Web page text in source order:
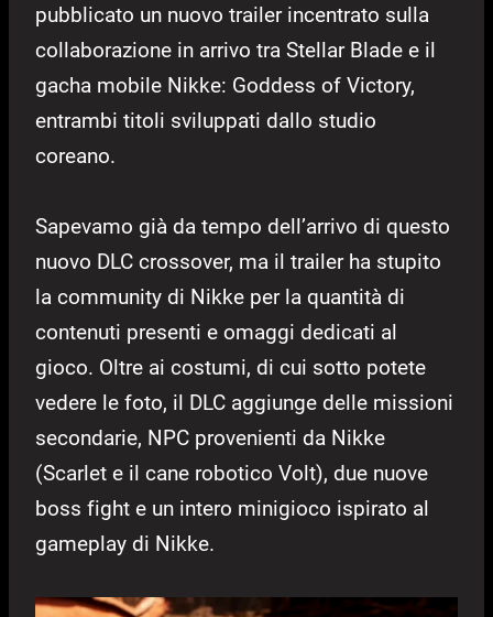
pubblicato un nuovo trailer incentrato sulla
collaborazione in arrivo tra Stellar Blade e il
gacha mobile Nikke: Goddess of Victory,
entrambi titoli sviluppati dallo studio
coreano.
Sapevamo già da tempo dell’arrivo di questo
nuovo DLC crossover, ma il trailer ha stupito
la community di Nikke per la quantità di
contenuti presenti e omaggi dedicati al
gioco. Oltre ai costumi, di cui sotto potete
vedere le foto, il DLC aggiunge delle missioni
secondarie, NPC provenienti da Nikke
(Scarlet e il cane robotico Volt), due nuove
boss fight e un intero minigioco ispirato al
gameplay di Nikke.